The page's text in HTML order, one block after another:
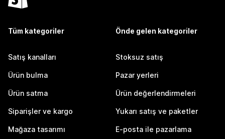
Tüm kategoriler
Satış kanalları
Ürün bulma
Ürün satma
Siparişler ve kargo
Mağaza tasarımı
Önde gelen kategoriler
Stoksuz satış
Pazar yerleri
Ürün değerlendirmeleri
Yukarı satış ve paketler
E-posta ile pazarlama